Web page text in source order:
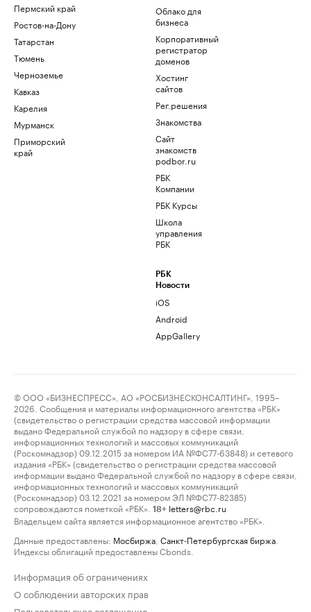
Пермский край
Ростов-на-Дону
Татарстан
Тюмень
Черноземье
Кавказ
Карелия
Мурманск
Приморский
край
Облако для
бизнеса
Корпоративный
регистратор
доменов
Хостинг
сайтов
Рег.решения
Знакомства
Сайт
знакомств
podbor.ru
РБК
Компании
РБК Курсы
Школа
управления
РБК
РБК
Новости
iOS
Android
AppGallery
© ООО «БИЗНЕСПРЕСС», АО «РОСБИЗНЕСКОНСАЛТИНГ», 1995–
2026. Сообщения и материалы информационного агентства «РБК»
(свидетельство о регистрации средства массовой информации
выдано Федеральной службой по надзору в сфере связи,
информационных технологий и массовых коммуникаций
(Роскомнадзор) 09.12.2015 за номером ИА №ФС77-63848) и сетевого
издания «РБК» (свидетельство о регистрации средства массовой
информации выдано Федеральной службой по надзору в сфере связи,
информационных технологий и массовых коммуникаций
(Роскомнадзор) 03.12.2021 за номером ЭЛ №ФС77-82385)
сопровождаются пометкой «РБК».
18+ letters@rbc.ru
Владельцем сайта является информационное агентство «РБК».
Данные предоставлены: Мосбиржа Санкт-Петербургская биржа
Индексы облигаций предоставлены Cbonds.
Информация об ограничениях
О соблюдении авторских прав